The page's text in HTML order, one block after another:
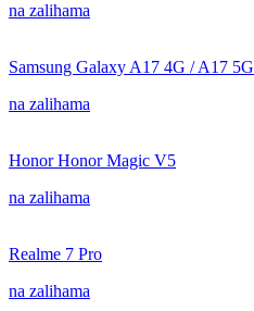
na zalihama
Samsung Galaxy A17 4G / A17 5G
na zalihama
Honor Honor Magic V5
na zalihama
Realme 7 Pro
na zalihama